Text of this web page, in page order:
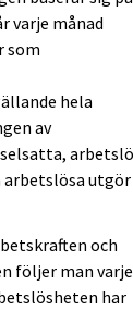
varje månad
som
hela
av
arbetslösa utgör
och
följer man varje
har